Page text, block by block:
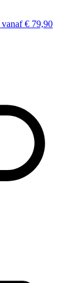
vanaf € 79,90